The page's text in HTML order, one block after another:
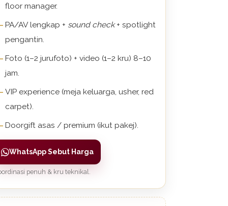
floor manager.
PA/AV lengkap + sound check+ spotlight
pengantin.
Foto (1–2 jurufoto) + video (1–2 kru) 8–10
jam.
VIP experience (meja keluarga, usher, red
carpet).
Doorgift asas / premium (ikut pakej).
WhatsApp Sebut Harga
penuh & kru teknikal.